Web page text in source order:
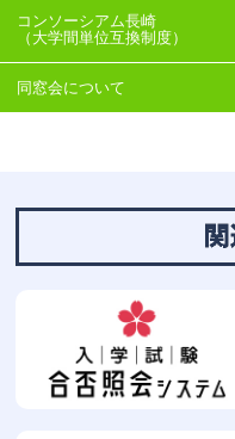
コンソーシアム長崎
（大学間単位互換制度）
同窓会について